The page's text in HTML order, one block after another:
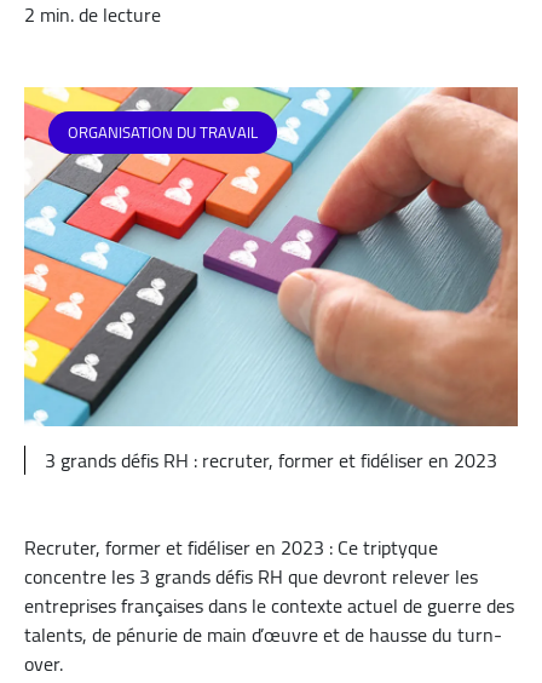
2 min. de lecture
ORGANISATION DU TRAVAIL
3 grands défis RH : recruter, former et fidéliser en 2023
Recruter, former et fidéliser en 2023 : Ce triptyque
concentre les 3 grands défis RH que devront relever les
entreprises françaises dans le contexte actuel de guerre des
talents, de pénurie de main d’œuvre et de hausse du turn-
over.